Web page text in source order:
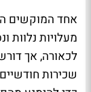
אחד המוקשים
מעלויות נלוות
לכאורה, אך
שכירות